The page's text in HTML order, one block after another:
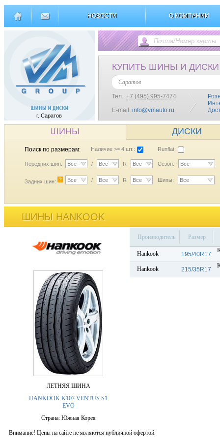
НОВОСТИ О КОМПАНИИ
г. Саратов
КУПИТЬ ШИНЫ И ДИСКИ
Саратов
Тел.: +7 (495) 995-7474
E-mail: info@vmauto.ru
ШИНЫ ДИСКИ
Поиск по размерам: Наличие >= 4 шт.: Runflat:
Передних шин: Все / Все R Все Сезон: Все
Задних шин: ? Все / Все R Все Шипы: Все
ШИНЫ HANKOOK
ЛЕТНЯЯ ШИНА
HANKOOK K107 VENTUS S1
EVO
Страна: Южная Корея
Производитель Размер
Hankook 195/40R17
Hankook 215/35R17
Внимание! Цены на сайте не являются публичной офертой.